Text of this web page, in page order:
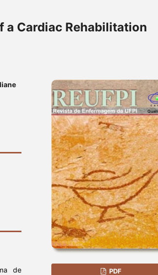
a Cardiac Rehabilitation
de
PDF